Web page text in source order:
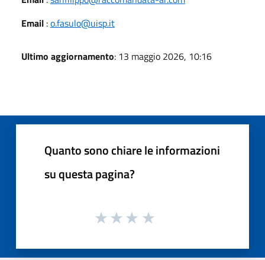
Email :o.fasulo@uisp.it
Ultimo aggiornamento: 13 maggio 2026, 10:16
Quanto sono chiare le informazioni
su questa pagina?